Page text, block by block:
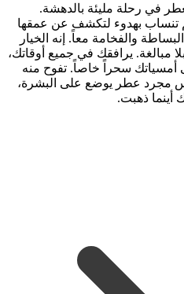
في رحلة مليئة بالدهشة.
ثم تنساب بهدوء لتكشف عن عمقها
والفخامة معاً. إنه الخيار
مبالغة. يرافقك في جميع أوقاتك،
سحراً خاصاً. تفوح منه
مجرد عطر يوضع على البشرة،
ذهبت.